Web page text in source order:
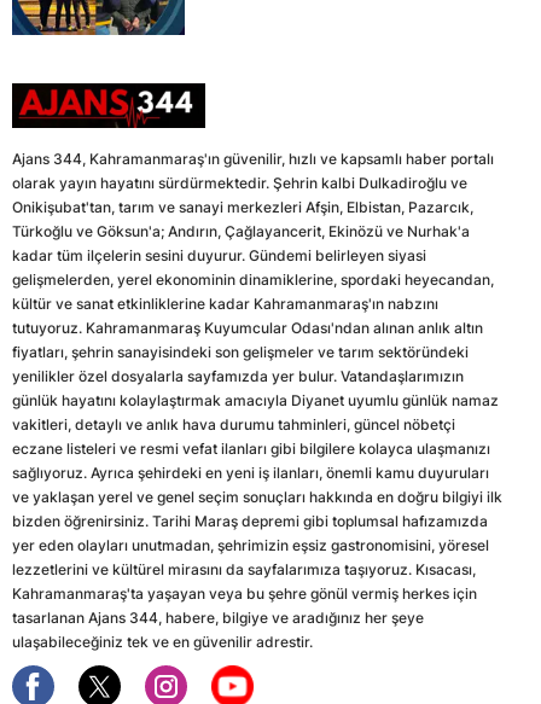
Ajans 344, Kahramanmaraş'ın güvenilir, hızlı ve kapsamlı haber portalı
olarak yayın hayatını sürdürmektedir. Şehrin kalbi Dulkadiroğlu ve
Onikişubat'tan, tarım ve sanayi merkezleri Afşin, Elbistan, Pazarcık,
Türkoğlu ve Göksun'a; Andırın, Çağlayancerit, Ekinözü ve Nurhak'a
kadar tüm ilçelerin sesini duyurur. Gündemi belirleyen siyasi
gelişmelerden, yerel ekonominin dinamiklerine, spordaki heyecandan,
kültür ve sanat etkinliklerine kadar Kahramanmaraş'ın nabzını
tutuyoruz. Kahramanmaraş Kuyumcular Odası'ndan alınan anlık altın
fiyatları, şehrin sanayisindeki son gelişmeler ve tarım sektöründeki
yenilikler özel dosyalarla sayfamızda yer bulur. Vatandaşlarımızın
günlük hayatını kolaylaştırmak amacıyla Diyanet uyumlu günlük namaz
vakitleri, detaylı ve anlık hava durumu tahminleri, güncel nöbetçi
eczane listeleri ve resmi vefat ilanları gibi bilgilere kolayca ulaşmanızı
sağlıyoruz. Ayrıca şehirdeki en yeni iş ilanları, önemli kamu duyuruları
ve yaklaşan yerel ve genel seçim sonuçları hakkında en doğru bilgiyi ilk
bizden öğrenirsiniz. Tarihi Maraş depremi gibi toplumsal hafızamızda
yer eden olayları unutmadan, şehrimizin eşsiz gastronomisini, yöresel
lezzetlerini ve kültürel mirasını da sayfalarımıza taşıyoruz. Kısacası,
Kahramanmaraş'ta yaşayan veya bu şehre gönül vermiş herkes için
tasarlanan Ajans 344, habere, bilgiye ve aradığınız her şeye
ulaşabileceğiniz tek ve en güvenilir adrestir.